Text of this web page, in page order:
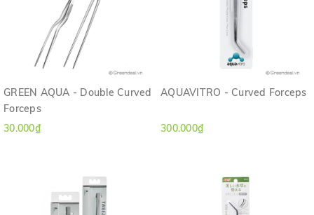
GREEN AQUA - Double Curved
Forceps
30.000₫
AQUAVITRO - Curved Forceps
300.000₫